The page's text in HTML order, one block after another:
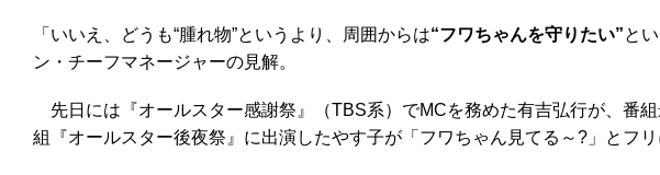
「いいえ、どうも“腫れ物”というより、周囲からは“フワちゃんを守りたい”と
ン・チーフマネージャーの見解。
先日には『オールスター感謝祭』（TBS系）でMCを務めた有吉弘行が、番
組『オールスター後夜祭』に出演したやす子が「フワちゃん見てる～?」とフリ